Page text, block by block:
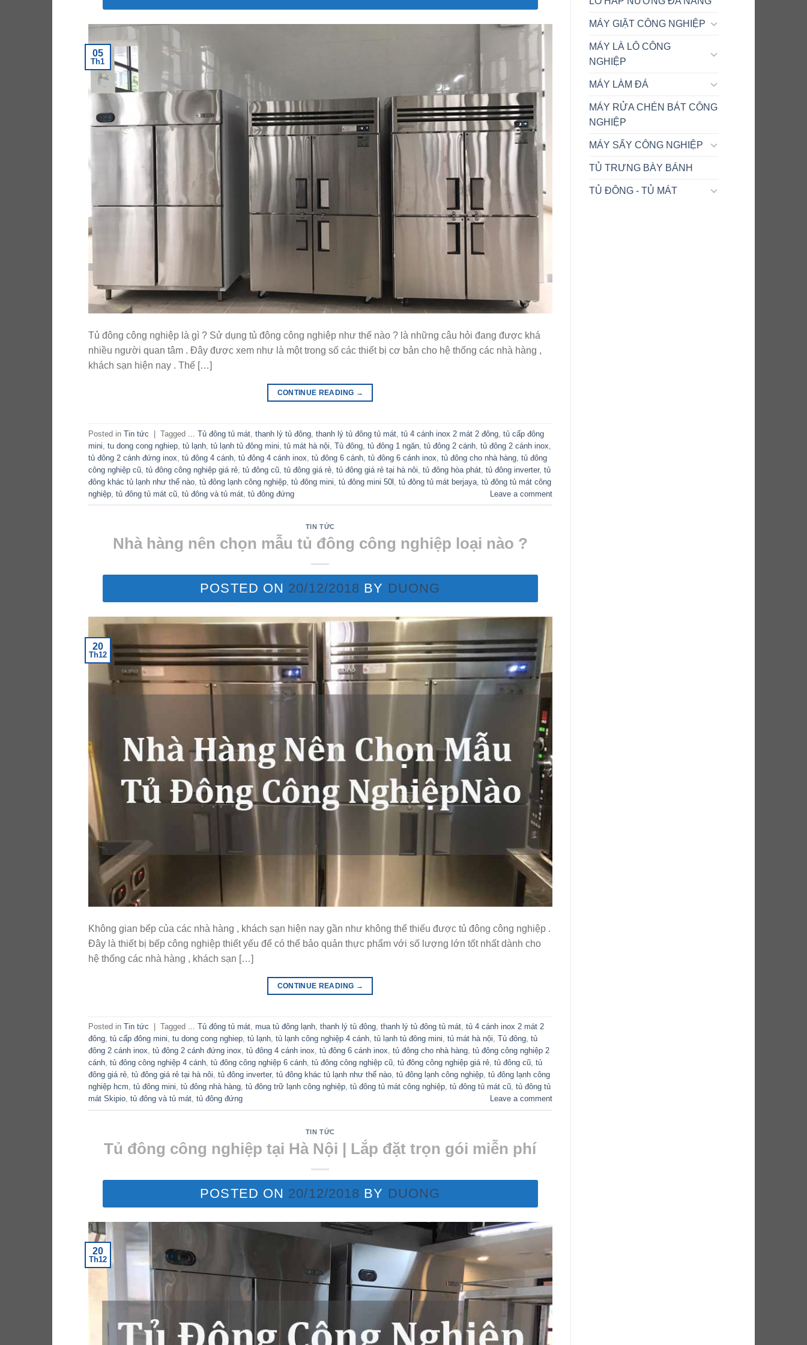
05
Th1
Tủ đông công nghiệp là gì ? Sử dụng tủ đông công nghiệp như thế nào ? là những câu hỏi đang được khá
nhiều người quan tâm . Đây được xem như là một trong số các thiết bị cơ bản cho hệ thống các nhà hàng ,
khách sạn hiện nay . Thế […]
CONTINUE READING →
Posted in Tin tức Tagged ... Tủ đông tủ mát thanh lý tủ đông thanh lý tủ đông tủ mát tủ 4 cánh inox 2 mát 2 đông tủ cấp đông
mini tu dong cong nghiep tủ lạnh tủ lạnh tủ đông mini tủ mát hà nội Tủ đông tủ đông 1 ngăn tủ đông 2 cánh tủ đông 2 cánh inox
tủ đông 2 cánh đứng inox tủ đông 4 cánh tủ đông 4 cánh inox tủ đông 6 cánh tủ đông 6 cánh inox tủ đông cho nhà hàng tủ đông
công nghiệp cũ tủ đông công nghiệp giá rẻ tủ đông cũ tủ đông giá rẻ tủ đông giá rẻ tại hà nôi tủ đông hòa phát tủ đông inverter, tủ
đông khác tủ lạnh như thế nào tủ đông lạnh công nghiệp tủ đông mini tủ đông mini 50l tủ đông tủ mát berjaya tủ đông tủ mát công
nghiệp tủ đông tủ mát cũ tủ đông và tủ mát tủ đông đứng Leave a comment
TIN TỨC
Nhà hàng nên chọn mẫu tủ đông công nghiệp loại nào ?
POSTED ON 20/12/2018 BY DUONG
20
Th12
Không gian bếp của các nhà hàng , khách sạn hiện nay gần như không thể thiếu được tủ đông công nghiệp .
Đây là thiết bị bếp công nghiệp thiết yếu để có thể bảo quản thực phẩm với số lượng lớn tốt nhất dành cho
hệ thống các nhà hàng , khách sạn […]
CONTINUE READING →
Posted in Tin tức Tagged ... Tủ đông tủ mát, mua tủ đông lạnh, thanh lý tủ đông, thanh lý tủ đông tủ mát, tủ 4 cánh inox 2 mát 2
đông, tủ cấp đông mini, tu dong cong nghiep, tủ lạnh, tủ lạnh công nghiệp 4 cánh, tủ lạnh tủ đông mini, tủ mát hà nội, Tủ đông, tủ
đông 2 cánh inox, tủ đông 2 cánh đứng inox, tủ đông 4 cánh inox, tủ đông 6 cánh inox, tủ đông cho nhà hàng, tủ đông công nghiệp 2
cánh, tủ đông công nghiệp 4 cánh, tủ đông công nghiệp 6 cánh, tủ đông công nghiệp cũ, tủ đông công nghiệp giá rẻ, tủ đông cũ, tủ
đông giá rẻ, tủ đông giá rẻ tại hà nôi, tủ đông inverter, tủ đông khác tủ lạnh như thế nào, tủ đông lạnh công nghiệp, tủ đông lạnh công
nghiệp hcm, tủ đông mini, tủ đông nhà hàng, tủ đông trữ lạnh công nghiệp, tủ đông tủ mát công nghiệp, tủ đông tủ mát cũ, tủ đông tủ
mát Skipio, tủ đông và tủ mát, tủ đông đứng Leave a comment
TIN TỨC
Tủ đông công nghiệp tại Hà Nội | Lắp đặt trọn gói miễn phí
POSTED ON 20/12/2018 BY DUONG
20
Th12
MÁY GIẶT CÔNG NGHIỆP
MÁY LÀ LÔ CÔNG
NGHIỆP
MÁY LÀM ĐÁ
MÁY RỬA CHÉN BÁT CÔNG
NGHIỆP
MÁY SẤY CÔNG NGHIỆP
TỦ TRƯNG BÀY BÁNH
TỦ ĐÔNG - TỦ MÁT